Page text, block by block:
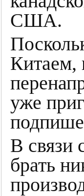
США.
Китаем,
уже
В связи
брать